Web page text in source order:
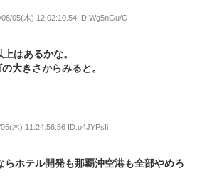
08/05(木) 12:02:10.54 ID:Wg5nGu/O
はあるかな。
大きさからみると。
木) 11:24:56.56 ID:o4JYPsIi
らホテル開発も那覇沖空港も全部やめろ